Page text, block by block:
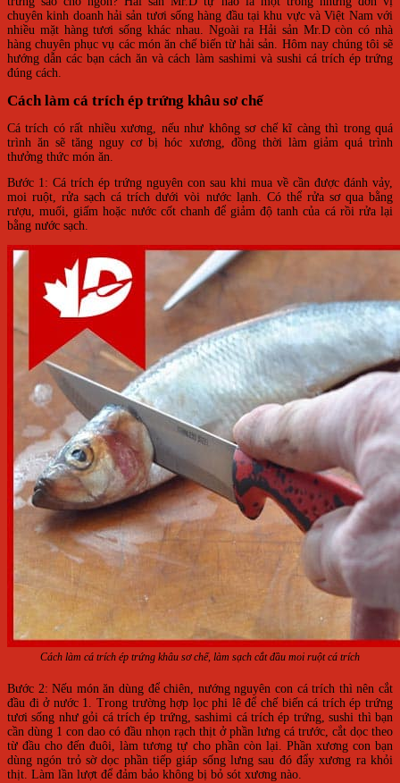
chuyên kinh doanh hải sản tươi sống hàng đầu tại khu vực và Việt Nam với
nhiều mặt hàng tươi sống khác nhau. Ngoài ra Hải sản Mr.D còn có nhà
hàng chuyên phục vụ các món ăn chế biến từ hải sản. Hôm nay chúng tôi sẽ
hướng dẫn các bạn cách ăn và cách làm sashimi và sushi cá trích ép trứng
đúng cách.
Cách làm cá trích ép trứng khâu sơ chế
Cá trích có rất nhiều xương, nếu như không sơ chế kĩ càng thì trong quá
trình ăn sẽ tăng nguy cơ bị hóc xương, đồng thời làm giảm quá trình
thưởng thức món ăn.
Bước 1: Cá trích ép trứng nguyên con sau khi mua về cần được đánh vảy,
moi ruột, rửa sạch cá trích dưới vòi nước lạnh. Có thể rửa sơ qua bằng
rượu, muối, giấm hoặc nước cốt chanh để giảm độ tanh của cá rồi rửa lại
bằng nước sạch.
Cách làm cá trích ép trứng khâu sơ chế, làm sạch cắt đầu moi ruột cá trích
Bước 2: Nếu món ăn dùng để chiên, nướng nguyên con cá trích thì nên cắt
đầu đi ở nước 1. Trong trường hợp lọc phi lê để chế biến cá trích ép trứng
tươi sống như gỏi cá trích ép trứng, sashimi cá trích ép trứng, sushi thì bạn
cần dùng 1 con dao có đầu nhọn rạch thịt ở phần lưng cá trước, cắt dọc theo
từ đầu cho đến đuôi, làm tương tự cho phần còn lại. Phần xương con bạn
dùng ngón trỏ sờ dọc phần tiếp giáp sống lưng sau đó đẩy xương ra khỏi
thịt. Làm lần lượt để đảm bảo không bị bỏ sót xương nào.